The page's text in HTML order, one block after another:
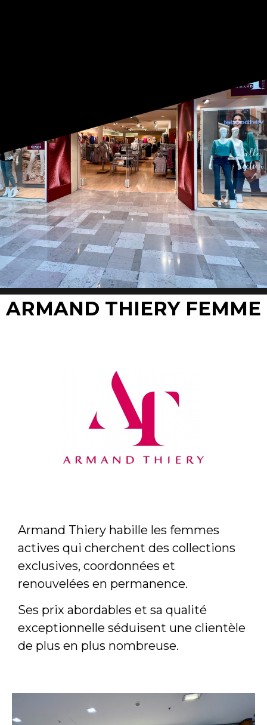
ARMAND THIERY FEMME
Armand Thiery habille les femmes
actives qui cherchent des collections
exclusives, coordonnées et
renouvelées en permanence.
Ses prix abordables et sa qualité
exceptionnelle séduisent une clientèle
de plus en plus nombreuse.